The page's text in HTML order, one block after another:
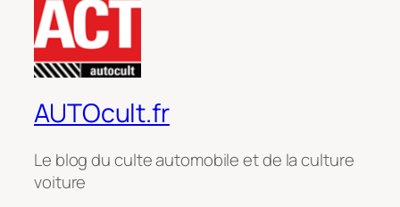
AUTOcult.fr
Le blog du culte automobile et de la culture
voiture